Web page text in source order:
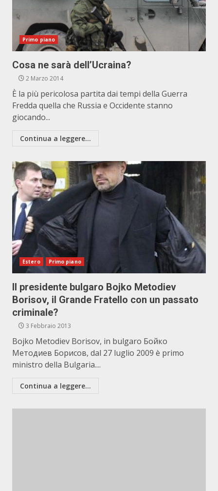
Primo piano
Cosa ne sarà dell’Ucraina?
2 Marzo 2014
È la più pericolosa partita dai tempi della Guerra
Fredda quella che Russia e Occidente stanno
giocando...
Continua a leggere...
Estero Primo piano
Il presidente bulgaro Bojko Metodiev
Borisov, il Grande Fratello con un passato
criminale?
3 Febbraio 2013
Bojko Metodiev Borisov, in bulgaro Бойко
Методиев Борисов, dal 27 luglio 2009 è primo
ministro della Bulgaria....
Continua a leggere...